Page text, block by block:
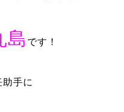
島 です！
手に